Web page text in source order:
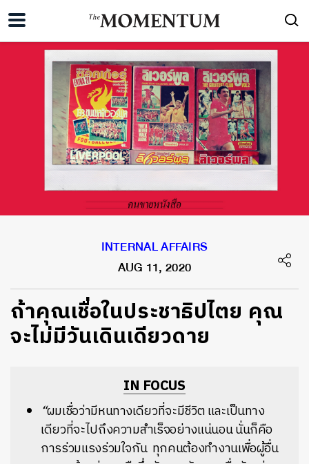
INTERNAL AFFAIRS
AUG 11, 2020
ถ้าคุณเชื่อในประชาธิปไตย คุณ
จะไม่มีวันเดินเดียวดาย
IN FOCUS
“ผมเชื่อว่ามีหนทางเดียวที่จะมีชีวิตและเป็นทาง
เดียวที่จะไปถึงความสำเร็จอย่างแน่นอนนั่นก็คือ
การร่วมแรงร่วมใจกัน ทุกคนต้องทำงานเพื่อผู้อื่น